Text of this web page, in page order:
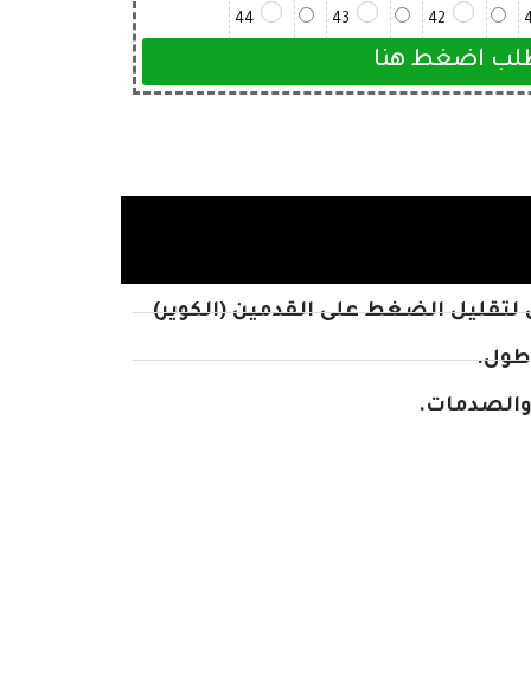
42
43
44
اضغط هنا
الضغط على القدمين (الكوير)
والصدمات.